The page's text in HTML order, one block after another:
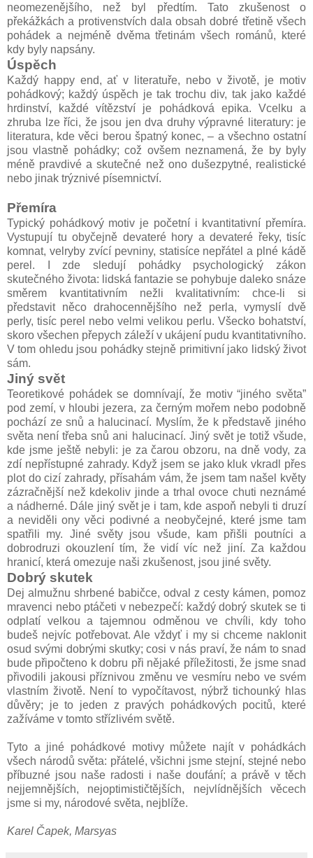
neomezenějšího, než byl předtím. Tato zkušenost o
překážkách a protivenstvích dala obsah dobré třetině všech
pohádek a nejméně dvěma třetinám všech románů, které
kdy byly napsány.
Úspěch
Každý happy end, ať v literatuře, nebo v životě, je motiv
pohádkový; každý úspěch je tak trochu div, tak jako každé
hrdinství, každé vítězství je pohádková epika. Vcelku a
zhruba lze říci, že jsou jen dva druhy výpravné literatury: je
literatura, kde věci berou špatný konec, – a všechno ostatní
jsou vlastně pohádky; což ovšem neznamená, že by byly
méně pravdivé a skutečné než ono dušezpytné, realistické
nebo jinak trýznivé písemnictví.
Přemíra
Typický pohádkový motiv je početní i kvantitativní přemíra.
Vystupují tu obyčejně devateré hory a devateré řeky, tisíc
komnat, velryby zvící pevniny, statisíce nepřátel a plné kádě
perel. I zde sledují pohádky psychologický zákon
skutečného života: lidská fantazie se pohybuje daleko snáze
směrem kvantitativním nežli kvalitativním: chce-li si
představit něco drahocennějšího než perla, vymyslí dvě
perly, tisíc perel nebo velmi velikou perlu. Všecko bohatství,
skoro všechen přepych záleží v ukájení pudu kvantitativního.
V tom ohledu jsou pohádky stejně primitivní jako lidský život
sám.
Jiný svět
Teoretikové pohádek se domnívají, že motiv “jiného světa”
pod zemí, v hloubi jezera, za černým mořem nebo podobně
pochází ze snů a halucinací. Myslím, že k představě jiného
světa není třeba snů ani halucinací. Jiný svět je totiž všude,
kde jsme ještě nebyli: je za čarou obzoru, na dně vody, za
zdí nepřístupné zahrady. Když jsem se jako kluk vkradl přes
plot do cizí zahrady, přísahám vám, že jsem tam našel květy
zázračnější než kdekoliv jinde a trhal ovoce chuti neznámé
a nádherné. Dále jiný svět je i tam, kde aspoň nebyli ti druzí
a neviděli ony věci podivné a neobyčejné, které jsme tam
spatřili my. Jiné světy jsou všude, kam přišli poutníci a
dobrodruzi okouzlení tím, že vidí víc než jiní. Za každou
hranicí, která omezuje naši zkušenost, jsou jiné světy.
Dobrý skutek
Dej almužnu shrbené babičce, odval z cesty kámen, pomoz
mravenci nebo ptáčeti v nebezpečí: každý dobrý skutek se ti
odplatí velkou a tajemnou odměnou ve chvíli, kdy toho
budeš nejvíc potřebovat. Ale vždyť i my si chceme naklonit
osud svými dobrými skutky; cosi v nás praví, že nám to snad
bude připočteno k dobru při nějaké příležitosti, že jsme snad
přivodili jakousi příznivou změnu ve vesmíru nebo ve svém
vlastním životě. Není to vypočítavost, nýbrž tichounký hlas
důvěry; je to jeden z pravých pohádkových pocitů, které
zažíváme v tomto střízlivém světě.
Tyto a jiné pohádkové motivy můžete najít v pohádkách
všech národů světa: přátelé, všichni jsme stejní, stejné nebo
příbuzné jsou naše radosti i naše doufání; a právě v těch
nejjemnějších, nejoptimističtějších, nejvlídnějších věcech
jsme si my, národové světa, nejblíže.
Karel Čapek, Marsyas